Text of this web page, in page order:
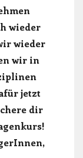
wieder
wieder
wir in
jetzt
dir